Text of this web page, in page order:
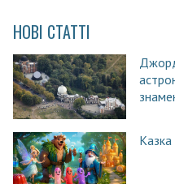
НОВІ СТАТТІ
Казка